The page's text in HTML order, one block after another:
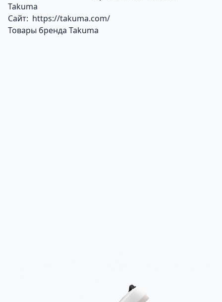
Takuma
Сайт: https://takuma.com/
Товары бренда Takuma